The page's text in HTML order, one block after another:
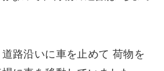
路沿いに車を止めて 荷物を